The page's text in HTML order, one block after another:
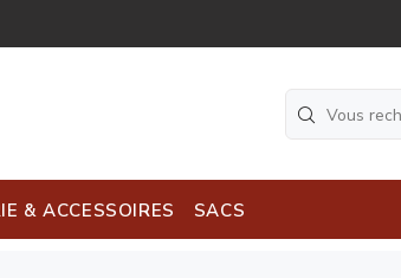
& ACCESSOIRES SACS